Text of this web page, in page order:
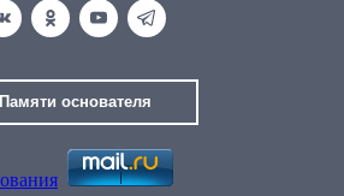
Памяти основателя